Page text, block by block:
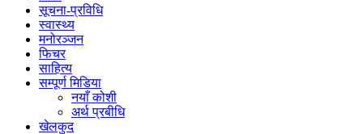
सूचना-प्रविधि
स्वास्थ्य
मनोरञ्जन
फिचर
साहित्य
सम्पूर्ण मिडिया
नयाँ कोशी
अर्थ प्रबीधि
खेलकुद